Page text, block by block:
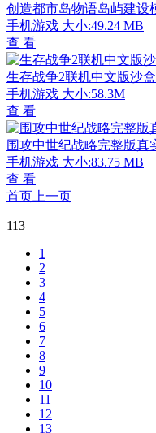
创造都市岛物语岛屿建设
手机游戏 大小:49.24 MB
查 看
生存战争2联机中文版沙
手机游戏 大小:58.3M
查 看
围攻中世纪战略完整版真
手机游戏 大小:83.75 MB
查 看
首页 上一页
113
1
2
3
4
5
6
7
8
9
10
11
12
13